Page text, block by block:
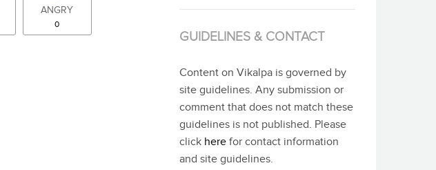
ANGRY
0
GUIDELINES & CONTACT
Content on Vikalpa is governed by
site guidelines. Any submission or
comment that does not match these
guidelines is not published. Please
click here for contact information
and site guidelines.